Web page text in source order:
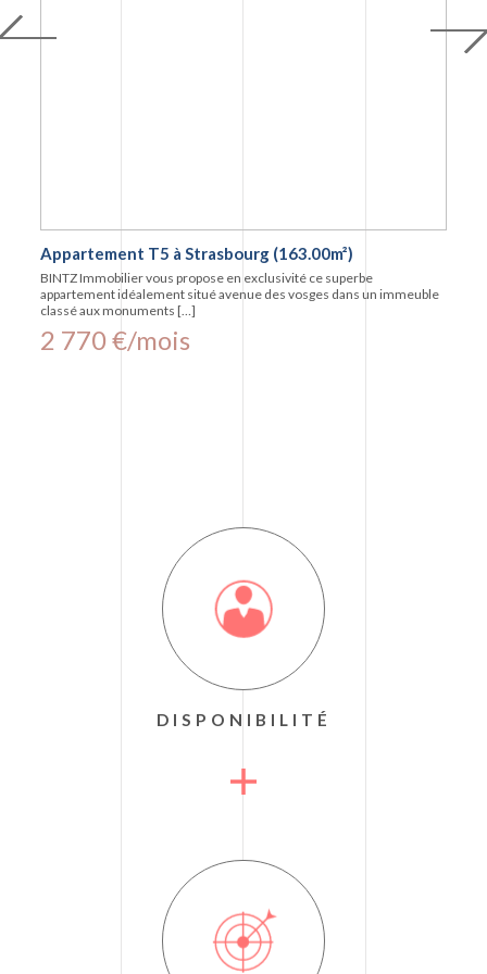
Appartement T5 à Strasbourg (163.00m²)
BINTZ Immobilier vous propose en exclusivité ce superbe
appartement idéalement situé avenue des vosges dans un immeuble
classé aux monuments […]
2 770 €/mois
DISPONIBILITÉ
La réactivité est l’une des valeurs phares de notre
agence immobilière
BINTZ Immobilier. Nous nous
engageons à être disponibles pour chacun de vos
projets. La proximité avec chacun de nos clients est une
des qualités de notre équipe. Tant en
gestion locative
qu’en transaction, bénéficiez d’un service sur mesure.
Avec plus de 60 années d’expérience dans les multiples
facettes de l’
immobilier
, soyez assurés de faire le bon
choix dans vos décisions immobilières. Grâce à une
expérience méthodiquement acquise au fil des ans,